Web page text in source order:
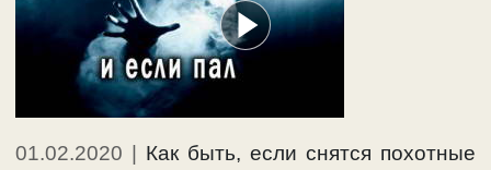
01.02.2020
Как быть, если снятся похотные